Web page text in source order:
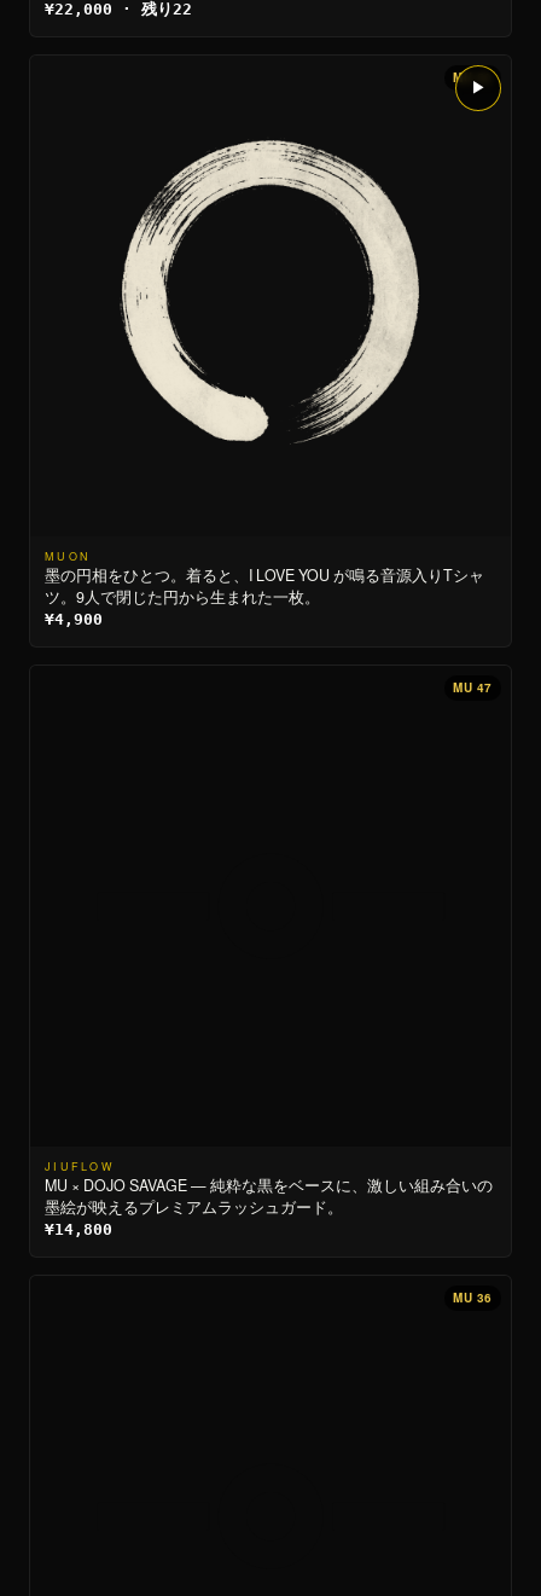
¥22,000 · 残り22
MU 50
▶
MUON
墨の円相をひとつ。着ると、I LOVE YOU が鳴る音源入りTシャ
ツ。9人で閉じた円から生まれた一枚。
¥4,900
MU 47
JIUFLOW
MU × DOJO SAVAGE — 純粋な黒をベースに、激しい組み合いの
墨絵が映えるプレミアムラッシュガード。
¥14,800
MU 36